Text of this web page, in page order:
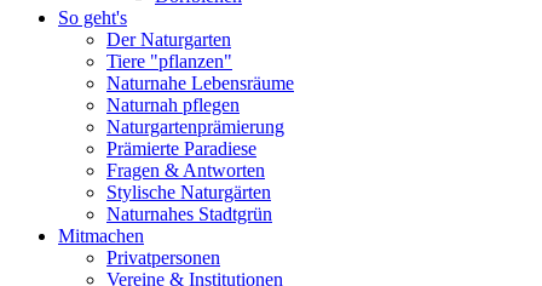
So geht's
Der Naturgarten
Tiere "pflanzen"
Naturnahe Lebensräume
Naturnah pflegen
Naturgartenprämierung
Prämierte Paradiese
Fragen & Antworten
Stylische Naturgärten
Naturnahes Stadtgrün
Mitmachen
Privatpersonen
Vereine & Institutionen